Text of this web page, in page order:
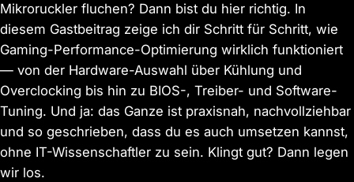
Mikroruckler fluchen? Dann bist du hier richtig. In
diesem Gastbeitrag zeige ich dir Schritt für Schritt, wie
Gaming-Performance-Optimierung wirklich funktioniert
— von der Hardware-Auswahl über Kühlung und
Overclocking bis hin zu BIOS-, Treiber- und Software-
Tuning. Und ja: das Ganze ist praxisnah, nachvollziehbar
und so geschrieben, dass du es auch umsetzen kannst,
ohne IT-Wissenschaftler zu sein. Klingt gut? Dann legen
wir los.